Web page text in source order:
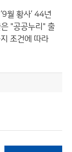
‘9월 황사’ 44년
"공공누리" 출
조건에 따라